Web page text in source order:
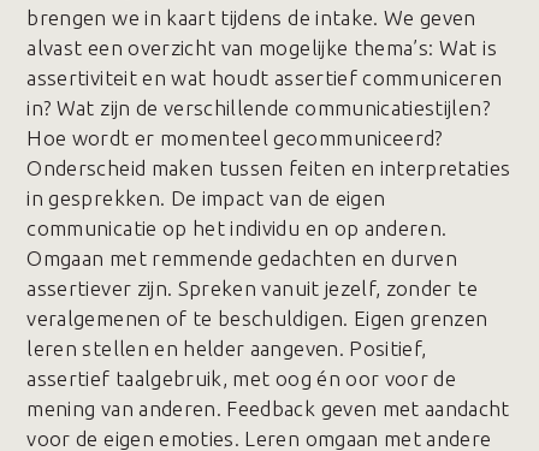
brengen we in kaart tijdens de intake. We geven
alvast een overzicht van mogelijke thema’s: Wat is
assertiviteit en wat houdt assertief communiceren
in? Wat zijn de verschillende communicatiestijlen?
Hoe wordt er momenteel gecommuniceerd?
Onderscheid maken tussen feiten en interpretaties
in gesprekken. De impact van de eigen
communicatie op het individu en op anderen.
Omgaan met remmende gedachten en durven
assertiever zijn. Spreken vanuit jezelf, zonder te
veralgemenen of te beschuldigen. Eigen grenzen
leren stellen en helder aangeven. Positief,
assertief taalgebruik, met oog én oor voor de
mening van anderen. Feedback geven met aandacht
voor de eigen emoties. Leren omgaan met andere